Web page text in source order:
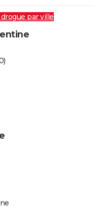
par ville